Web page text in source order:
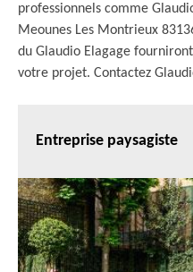
professionnels comme
Meounes Les Montrieux
du Glaudio Elagage
votre projet. Contactez
Entreprise paysagiste